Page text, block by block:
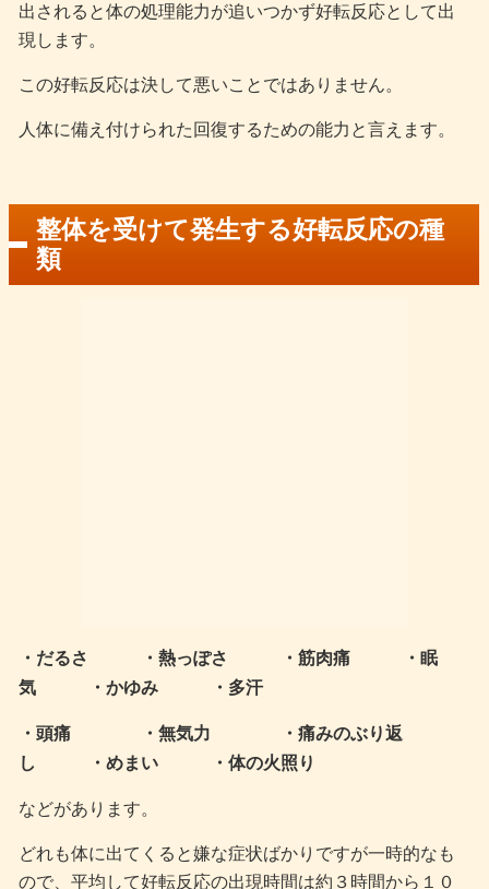
出されると体の処理能力が追いつかず好転反応として出
現します。
この好転反応は決して悪いことではありません。
人体に備え付けられた回復するための能力と言えます。
整体を受けて発生する好転反応の種
類
・だるさ ・熱っぽさ ・筋肉痛 ・眠
気 ・かゆみ ・多汗
・頭痛 ・無気力 ・痛みのぶり返
し ・めまい ・体の火照り
などがあります。
どれも体に出てくると嫌な症状ばかりですが一時的なも
ので、平均して好転反応の出現時間は約３時間から１０